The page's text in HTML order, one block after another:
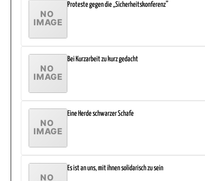
Proteste gegen die „Sicherheitskonferenz”
Bei Kurzarbeit zu kurz gedacht
Eine Herde schwarzer Schafe
Es ist an uns, mit ihnen solidarisch zu sein